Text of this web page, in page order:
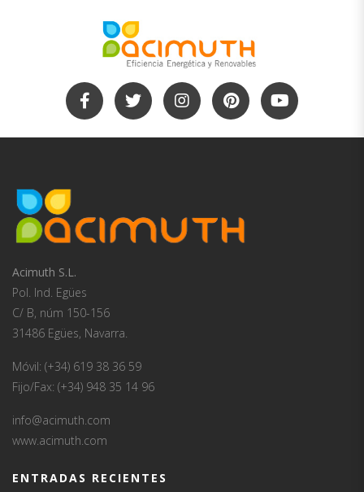
Acimuth S.L.
Pol. Ind. Egües
C/ B, núm 150-156
31486 Egües, Navarra.
Móvil: (+34) 619 38 36 59
Fijo/Fax: (+34) 948 35 14 96
info@acimuth.com
www.acimuth.com
ENTRADAS RECIENTES